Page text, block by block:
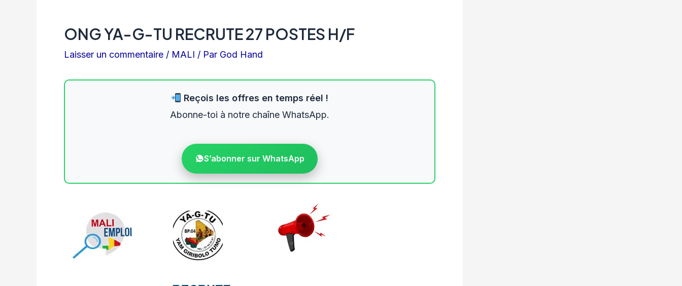
ONG YA-G-TU RECRUTE 27 POSTES H/F
Laisser un commentaire / MALI / Par God Hand
Reçois les offres en temps réel !
Abonne-toi à notre chaîne WhatsApp.
S’abonner sur WhatsApp